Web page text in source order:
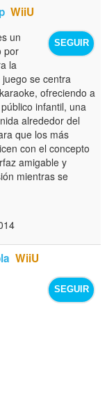
WiiU
SEGUIR
un
por
la
juego se centra
ofreciendo a
infantil, una
alrededor del
que los más
con el concepto
amigable y
mientras se
WiiU
SEGUIR